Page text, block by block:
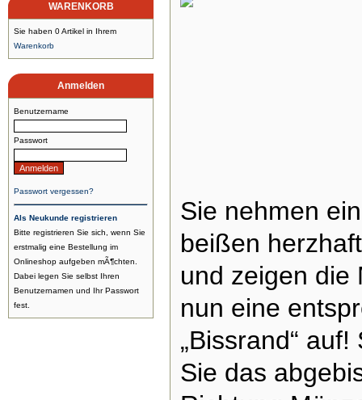
WARENKORB
Sie haben 0 Artikel in Ihrem
Warenkorb
Anmelden
Benutzername
Passwort
Passwort vergessen?
Als Neukunde registrieren
Bitte registrieren Sie sich, wenn Sie
erstmalig eine Bestellung im
Onlineshop aufgeben mÃ¶chten.
Dabei legen Sie selbst Ihren
Benutzernamen und Ihr Passwort
fest.
Sie nehmen
beißen
und zeigen die
nun eine
„Bissrand“ auf!
Sie das